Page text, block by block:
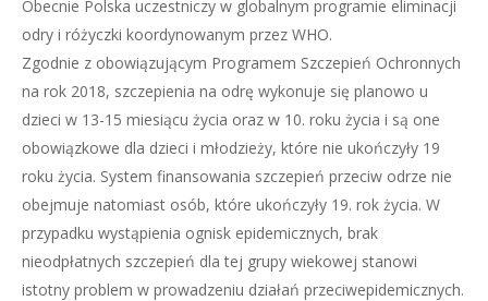
Obecnie Polska uczestniczy w globalnym programie eliminacji
odry i różyczki koordynowanym przez WHO.
Zgodnie z obowiązującym Programem Szczepień Ochronnych
na rok 2018, szczepienia na odrę wykonuje się planowo u
dzieci w 13-15 miesiącu życia oraz w 10. roku życia i są one
obowiązkowe dla dzieci i młodzieży, które nie ukończyły 19
roku życia. System finansowania szczepień przeciw odrze nie
obejmuje natomiast osób, które ukończyły 19. rok życia. W
przypadku wystąpienia ognisk epidemicznych, brak
nieodpłatnych szczepień dla tej grupy wiekowej stanowi
istotny problem w prowadzeniu działań przeciwepidemicznych.